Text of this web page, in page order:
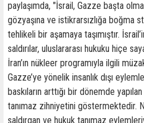
paylaşımda, "İsrail, Gazze başta
gözyaşına ve istikrarsızlığa boğma
tehlikeli bir aşamaya taşımıştır.
saldırılar, uluslararası hukuku hiçe
İran’ın nükleer programıyla ilgili
Gazze’ye yönelik insanlık dışı
baskıların arttığı bir dönemde
tanımaz zihniyetini göstermektedir.
saldırgan ve hukuk tanımaz